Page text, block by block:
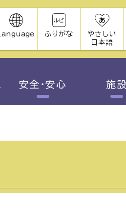
Language ふりがな
やさしい
日本語
安全・安心 施設